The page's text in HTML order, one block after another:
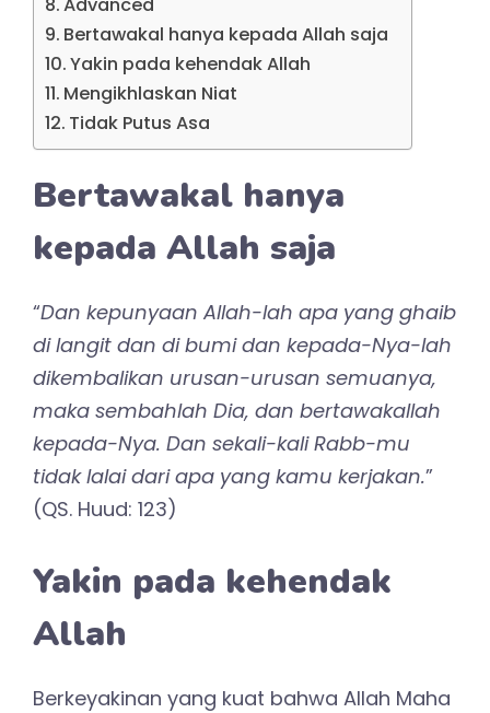
Bertawakal hanya kepada Allah saja
Yakin pada kehendak Allah
Mengikhlaskan Niat
Tidak Putus Asa
Bertawakal hanya
kepada Allah saja
“Dan kepunyaan Allah-lah apa yang ghaib
di langit dan di bumi dan kepada-Nya-lah
dikembalikan urusan-urusan semuanya,
maka sembahlah Dia, dan bertawakallah
kepada-Nya. Dan sekali-kali Rabb-mu
tidak lalai dari apa yang kamu kerjakan.”
(QS. Huud: 123)
Yakin pada kehendak
Allah
Berkeyakinan yang kuat bahwa Allah Maha